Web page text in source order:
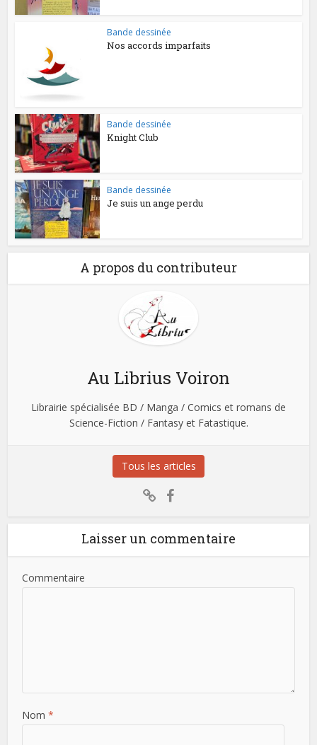
Bande dessinée
Nos accords imparfaits
Bande dessinée
Knight Club
Bande dessinée
Je suis un ange perdu
A propos du contributeur
Au Librius Voiron
Librairie spécialisée BD / Manga / Comics et romans de
Science-Fiction / Fantasy et Fatastique.
Tous les articles
Laisser un commentaire
Commentaire
Nom *